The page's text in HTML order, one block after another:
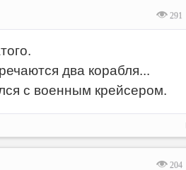
291
два корабля...
с военным крейсером.
204